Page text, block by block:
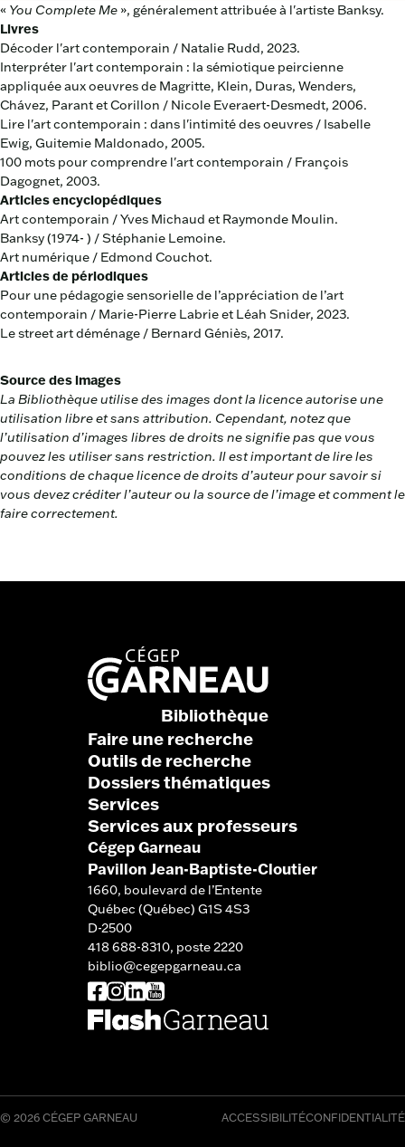
« You Complete Me », généralement attribuée à l'artiste Banksy.
Livres
Décoder l'art contemporain / Natalie Rudd, 2023.
Interpréter l'art contemporain : la sémiotique peircienne
appliquée aux oeuvres de Magritte, Klein, Duras, Wenders,
Chávez, Parant et Corillon / Nicole Everaert-Desmedt, 2006.
Lire l'art contemporain : dans l'intimité des oeuvres / Isabelle
Ewig, Guitemie Maldonado, 2005.
100 mots pour comprendre l'art contemporain / François
Dagognet, 2003.
Articles encyclopédiques
Art contemporain / Yves Michaud et Raymonde Moulin.
Banksy (1974- ) / Stéphanie Lemoine.
Art numérique / Edmond Couchot.
Articles de périodiques
Pour une pédagogie sensorielle de l’appréciation de l’art
contemporain / Marie-Pierre Labrie et Léah Snider, 2023.
Le street art déménage / Bernard Géniès, 2017.
Source des images
La Bibliothèque utilise des images dont la licence autorise une
utilisation libre et sans attribution. Cependant, notez que
l’utilisation d’images libres de droits ne signifie pas que vous
pouvez les utiliser sans restriction. Il est important de lire les
conditions de chaque licence de droits d’auteur pour savoir si
vous devez créditer l’auteur ou la source de l’image et comment le
faire correctement.
Cégep Garneau
Pavillon Jean-Baptiste-Cloutier
1660, boulevard de l’Entente
Québec (Québec) G1S 4S3
D-2500
418 688-8310, poste 2220
biblio@cegepgarneau.ca
Faire une recherche
Outils de recherche
Dossiers thématiques
Services
Services aux professeurs
Bibliothèque
© 2026 CÉGEP GARNEAU ACCESSIBILITÉCONFIDENTIALITÉ